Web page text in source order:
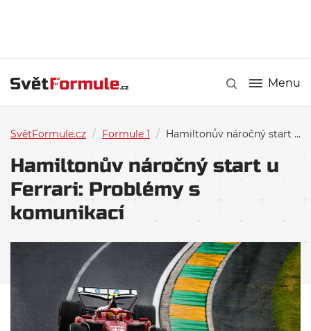
Menu
SvětFormule.cz / Formule 1 / Hamiltonův náročný start u Ferrari: Problémy s komunikací
Hamiltonův náročný start u
Ferrari: Problémy s
komunikací